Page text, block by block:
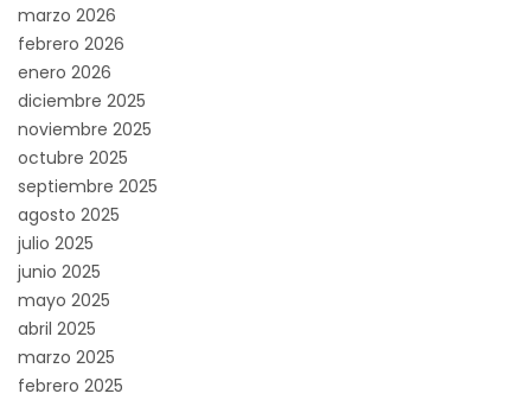
marzo 2026
febrero 2026
enero 2026
diciembre 2025
noviembre 2025
octubre 2025
septiembre 2025
agosto 2025
julio 2025
junio 2025
mayo 2025
abril 2025
marzo 2025
febrero 2025